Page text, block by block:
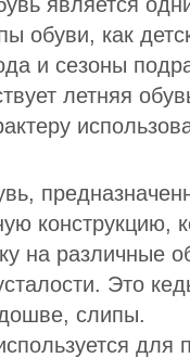
обуви, как
и сезоны
летняя
конструкцию,
на различные
Это
слипы.
для